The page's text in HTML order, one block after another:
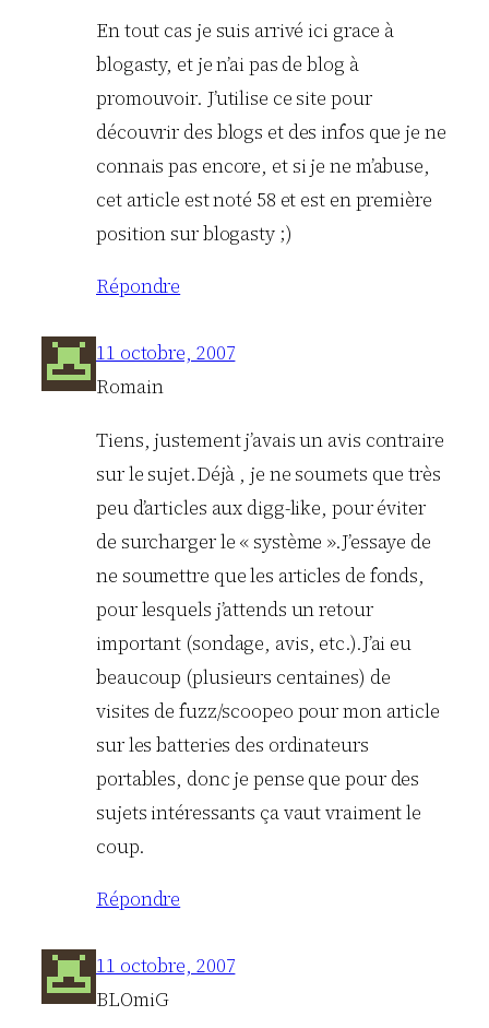
En tout cas je suis arrivé ici grace à
blogasty, et je n’ai pas de blog à
promouvoir. J’utilise ce site pour
découvrir des blogs et des infos que je ne
connais pas encore, et si je ne m’abuse,
cet article est noté 58 et est en première
position sur blogasty ;)
Répondre
11 octobre, 2007
Romain
Tiens, justement j’avais un avis contraire
sur le sujet.Déjà , je ne soumets que très
peu d’articles aux digg-like, pour éviter
de surcharger le « système ».J’essaye de
ne soumettre que les articles de fonds,
pour lesquels j’attends un retour
important (sondage, avis, etc.).J’ai eu
beaucoup (plusieurs centaines) de
visites de fuzz/scoopeo pour mon article
sur les batteries des ordinateurs
portables, donc je pense que pour des
sujets intéressants ça vaut vraiment le
coup.
Répondre
11 octobre, 2007
BLOmiG